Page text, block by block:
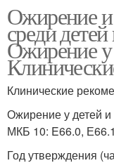
Ожирение
среди
Ожирение у
Клинические
Ожирение у детей и
МКБ 10: E66.0,
Год утверждения